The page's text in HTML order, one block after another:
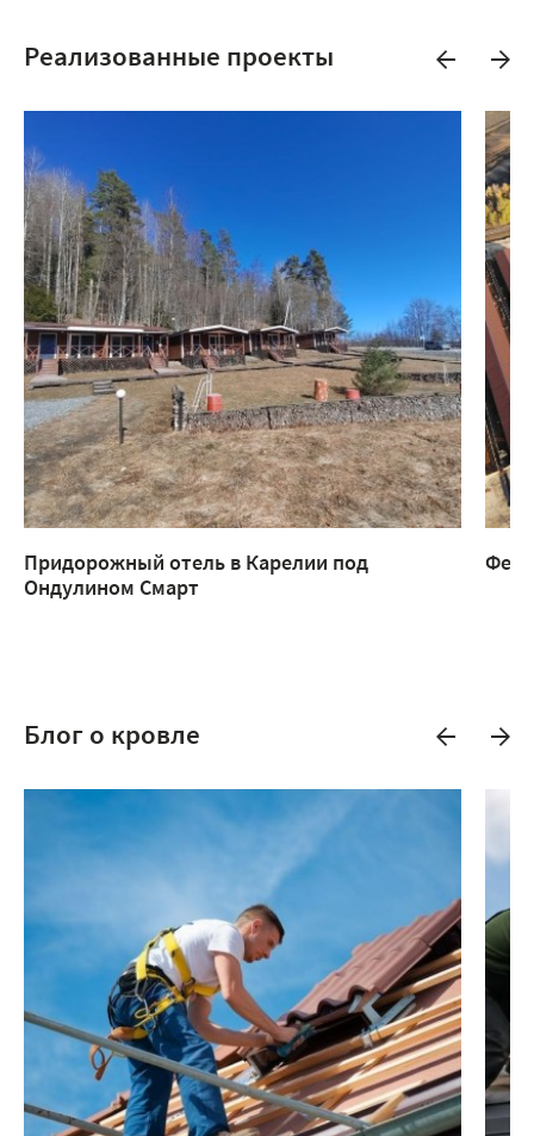
Реализованные проекты
Придорожный отель в Карелии под
Ондулином Смарт
Блог о кровле